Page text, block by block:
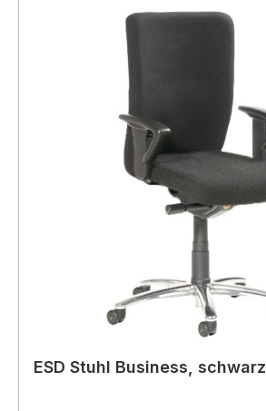
ESD Stuhl Business, schwarz